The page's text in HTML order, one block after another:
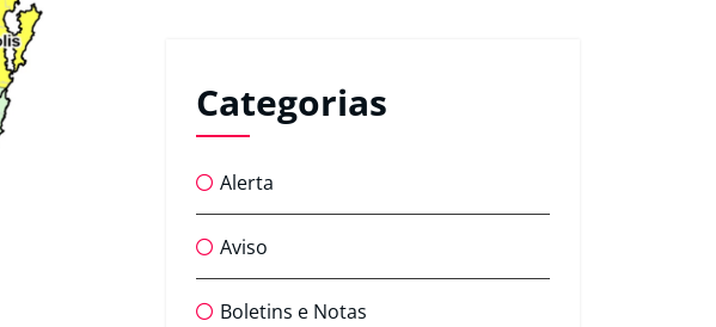
Categorias
Alerta
Aviso
Boletins e Notas